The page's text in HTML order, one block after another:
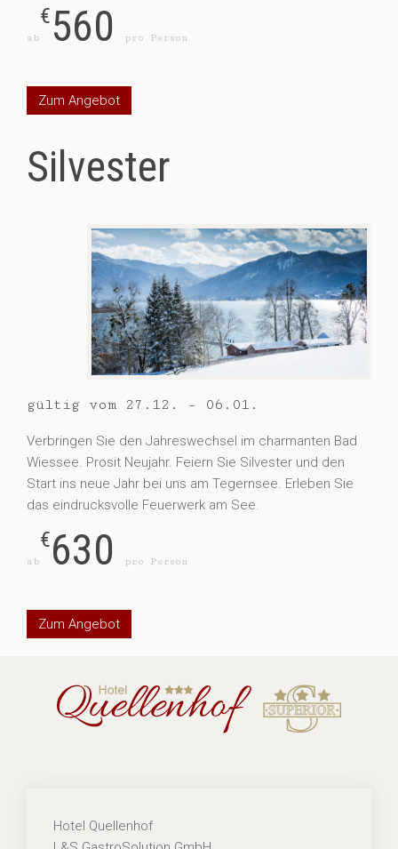
ab
€560 pro Person
Zum Angebot
Silvester
gültig vom 27.12. - 06.01.
Verbringen Sie den Jahreswechsel im charmanten Bad
Wiessee. Prosit Neujahr. Feiern Sie Silvester und den
Start ins neue Jahr bei uns am Tegernsee. Erleben Sie
das eindrucksvolle Feuerwerk am See.
ab
€630 pro Person
Zum Angebot
Hotel Quellenhof